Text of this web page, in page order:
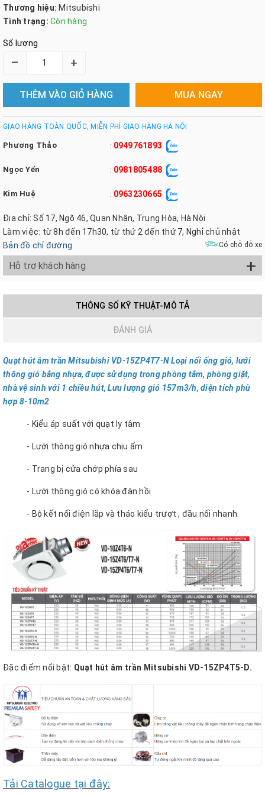
Thương hiệu: Mitsubishi
Tình trạng: Còn hàng
Số lượng
– +
THÊM VÀO GIỎ HÀNG MUA NGAY
GIAO HÀNG TOÀN QUỐC, MIỄN PHÍ GIAO HÀNG HÀ NỘI
Phương Thảo : 0949761893
Ngọc Yến : 0981805488
Kim Huệ : 0963230665
Địa chỉ: Số 17, Ngõ 46, Quan Nhân, Trung Hòa, Hà Nội
Làm việc: từ 8h đến 17h30, từ thứ 2 đến thứ 7, Nghỉ chủ nhật
Bản đồ chỉ đường
Có chỗ đỗ xe
Hỗ trợ khách hàng +
THÔNG SỐ KỸ THUẬT-MÔ TẢ
ĐÁNH GIÁ
Quạt hút âm trần Mitsubishi VD-15ZP4T7-N Loại nối ống gió, lưới
thông gió bằng nhựa, được sử dụng trong phòng tắm, phòng giặt,
nhà vệ sinh với 1 chiều hút, Lưu lượng gió 157m3/h, diện tích phù
hợp 8-10m2
- Kiểu áp suất với quạt ly tâm
- Lưới thông gió nhựa chịu ẩm
- Trang bị cửa chớp phía sau
- Lưới thông gió có khóa đàn hồi
- Bộ kết nối điện lắp và tháo kiểu trượt , đầu nối nhanh.
Đặc điểm nổi bật: Quạt hút âm trần Mitsubishi VD-15ZP4T5-D.
Tải Catalogue tại đây: